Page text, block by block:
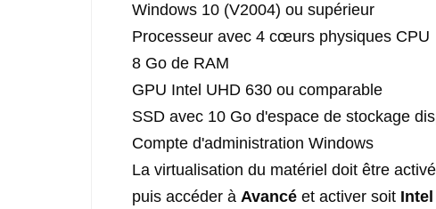
Windows 10 (V2004) ou supérieur
Processeur avec 4 cœurs physiques CPU
8 Go de RAM
GPU Intel UHD 630 ou comparable
SSD avec 10 Go d'espace de stockage
Compte d'administration Windows
La virtualisation du matériel doit être
puis accéder à Avancé et activer soit Intel